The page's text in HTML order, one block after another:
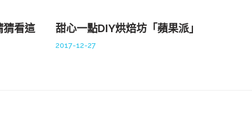
猜看這
甜心一點DIY烘焙坊「蘋果派」
2017-12-27